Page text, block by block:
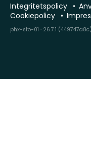
Integritetspolicy
Cookiepolicy
phx-sto-01 · 26.7.1 (449747a8c)